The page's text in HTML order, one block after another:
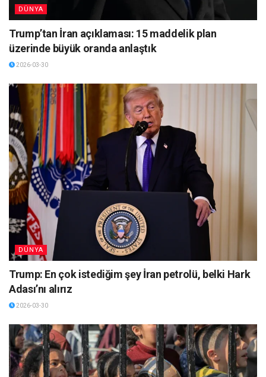
DÜNYA
Trump’tan İran açıklaması: 15 maddelik plan
üzerinde büyük oranda anlaştık
2026-03-30
DÜNYA
Trump: En çok istediğim şey İran petrolü, belki Hark
Adası’nı alırız
2026-03-30